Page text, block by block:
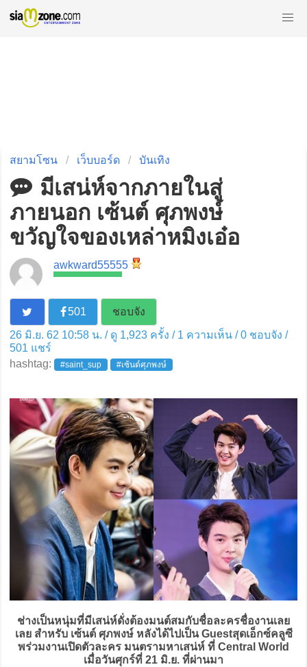
สยามโซน เว็บบอร์ด บันเทิง
มีเสน่ห์จากภายในสู่
ภายนอก เซ้นต์ ศุภพงษ์
ขวัญใจของเหล่าหมิงเอ๋อ
awkward55555
501
ชอบจัง
26 มิ.ย. 62 10:58 น. / ดู 1,923 ครั้ง / 1 ความเห็น /0ชอบจัง /
501 แชร์
hashtag:
#saint_sup #เซ้นต์ศุภพงษ์
ช่างเป็นหนุ่มที่มีเสน่ห์ดั่งต้องมนต์สมกับชื่อละครชื่องานเลย
เลย สำหรับ เซ้นต์ ศุภพงษ์ หลังได้ไปเป็น Guestสุดเอ็กซ์คลูซี
พร่วมงานเปิดตัวละคร มนตรามหาเสน่ห์ ที่ Central World
เมื่อวันศุกร์ที่ 21 มิ.ย. ที่ผ่านมา